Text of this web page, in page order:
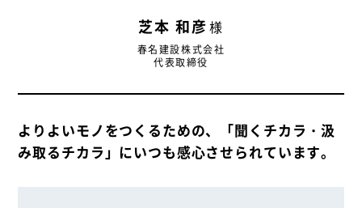
芝本 和彦様
春名建設株式会社
代表取締役
よりよいモノをつくるための、
「聞くチカラ・汲
み取るチカラ」にいつも感心させられています。